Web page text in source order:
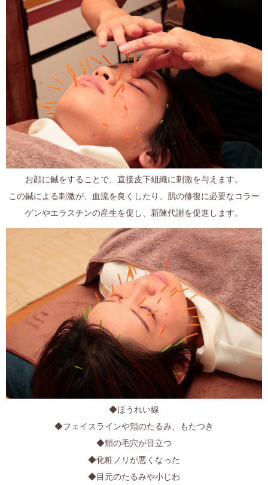
お顔に鍼をすることで、直接皮下組織に刺激を与えます。
この鍼による刺激が、血流を良くしたり、肌の修復に必要なコラー
ゲンやエラスチンの産生を促し、新陳代謝を促進します。
◆ほうれい線
◆フェイスラインや頬のたるみ、もたつき
◆頬の毛穴が目立つ
◆化粧ノリが悪くなった
◆目元のたるみや小じわ